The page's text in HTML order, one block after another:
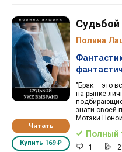
Читать
Купить 169 ₽
Полина
"Брак – это
на рынке
знати своей
Мотэки
Полный
1